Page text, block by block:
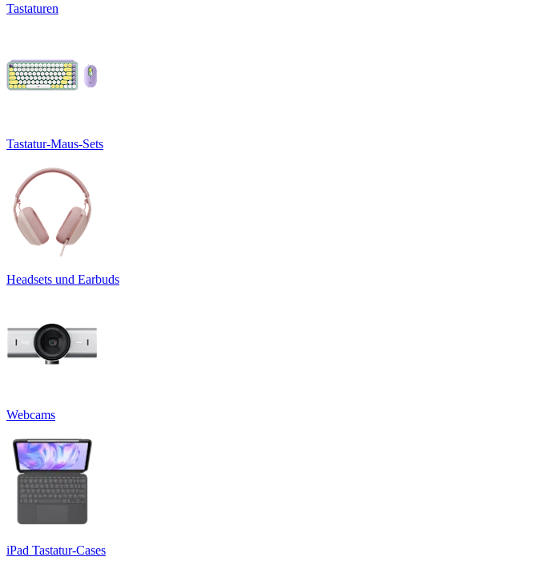
Tastaturen
Tastatur-Maus-Sets
Headsets und Earbuds
Webcams
iPad Tastatur-Cases